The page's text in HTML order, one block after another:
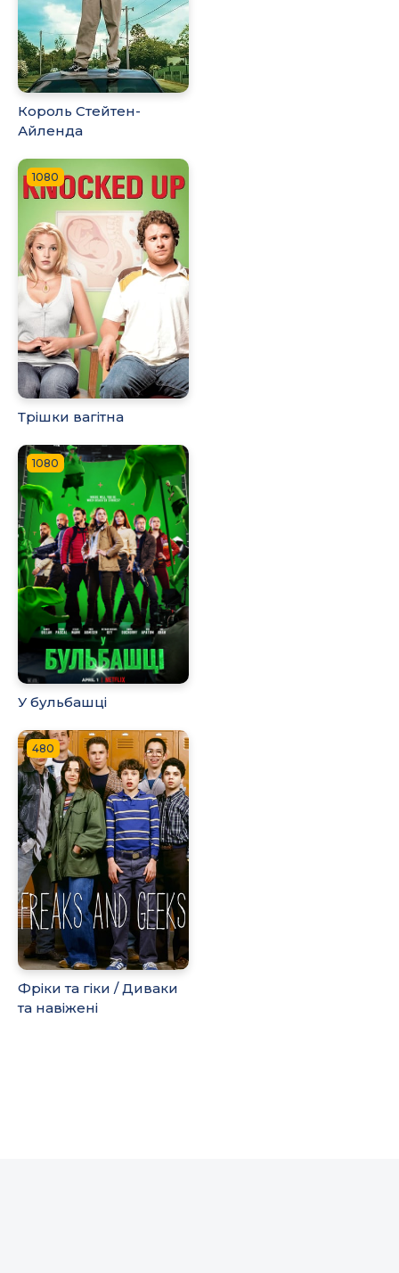
Король Стейтен-
Айленда
1080
Трішки вагітна
1080
У бульбашці
480
Фріки та гіки / Диваки
та навіжені